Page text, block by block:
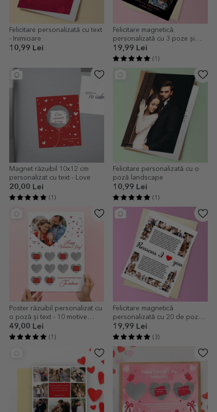
Felicitare personalizată cu text
- Inimioare
10,99 Lei
Felicitare magnetică
personalizată cu 3 poze și
mesaj - Valentine's Day
19,99 Lei
(1)
Magnet răzuibil 10x12 cm
personalizat cu text - Love
20,00 Lei
(1)
Felicitare personalizată cu o
poză landscape
10,99 Lei
(1)
Poster răzuibil personalizat cu
o poză și text - 10 motive
pentru care te iubesc
49,00 Lei
(1)
Felicitare magnetică
personalizată cu 20 de poze
și text - Reasons I love You
19,99 Lei
(3)